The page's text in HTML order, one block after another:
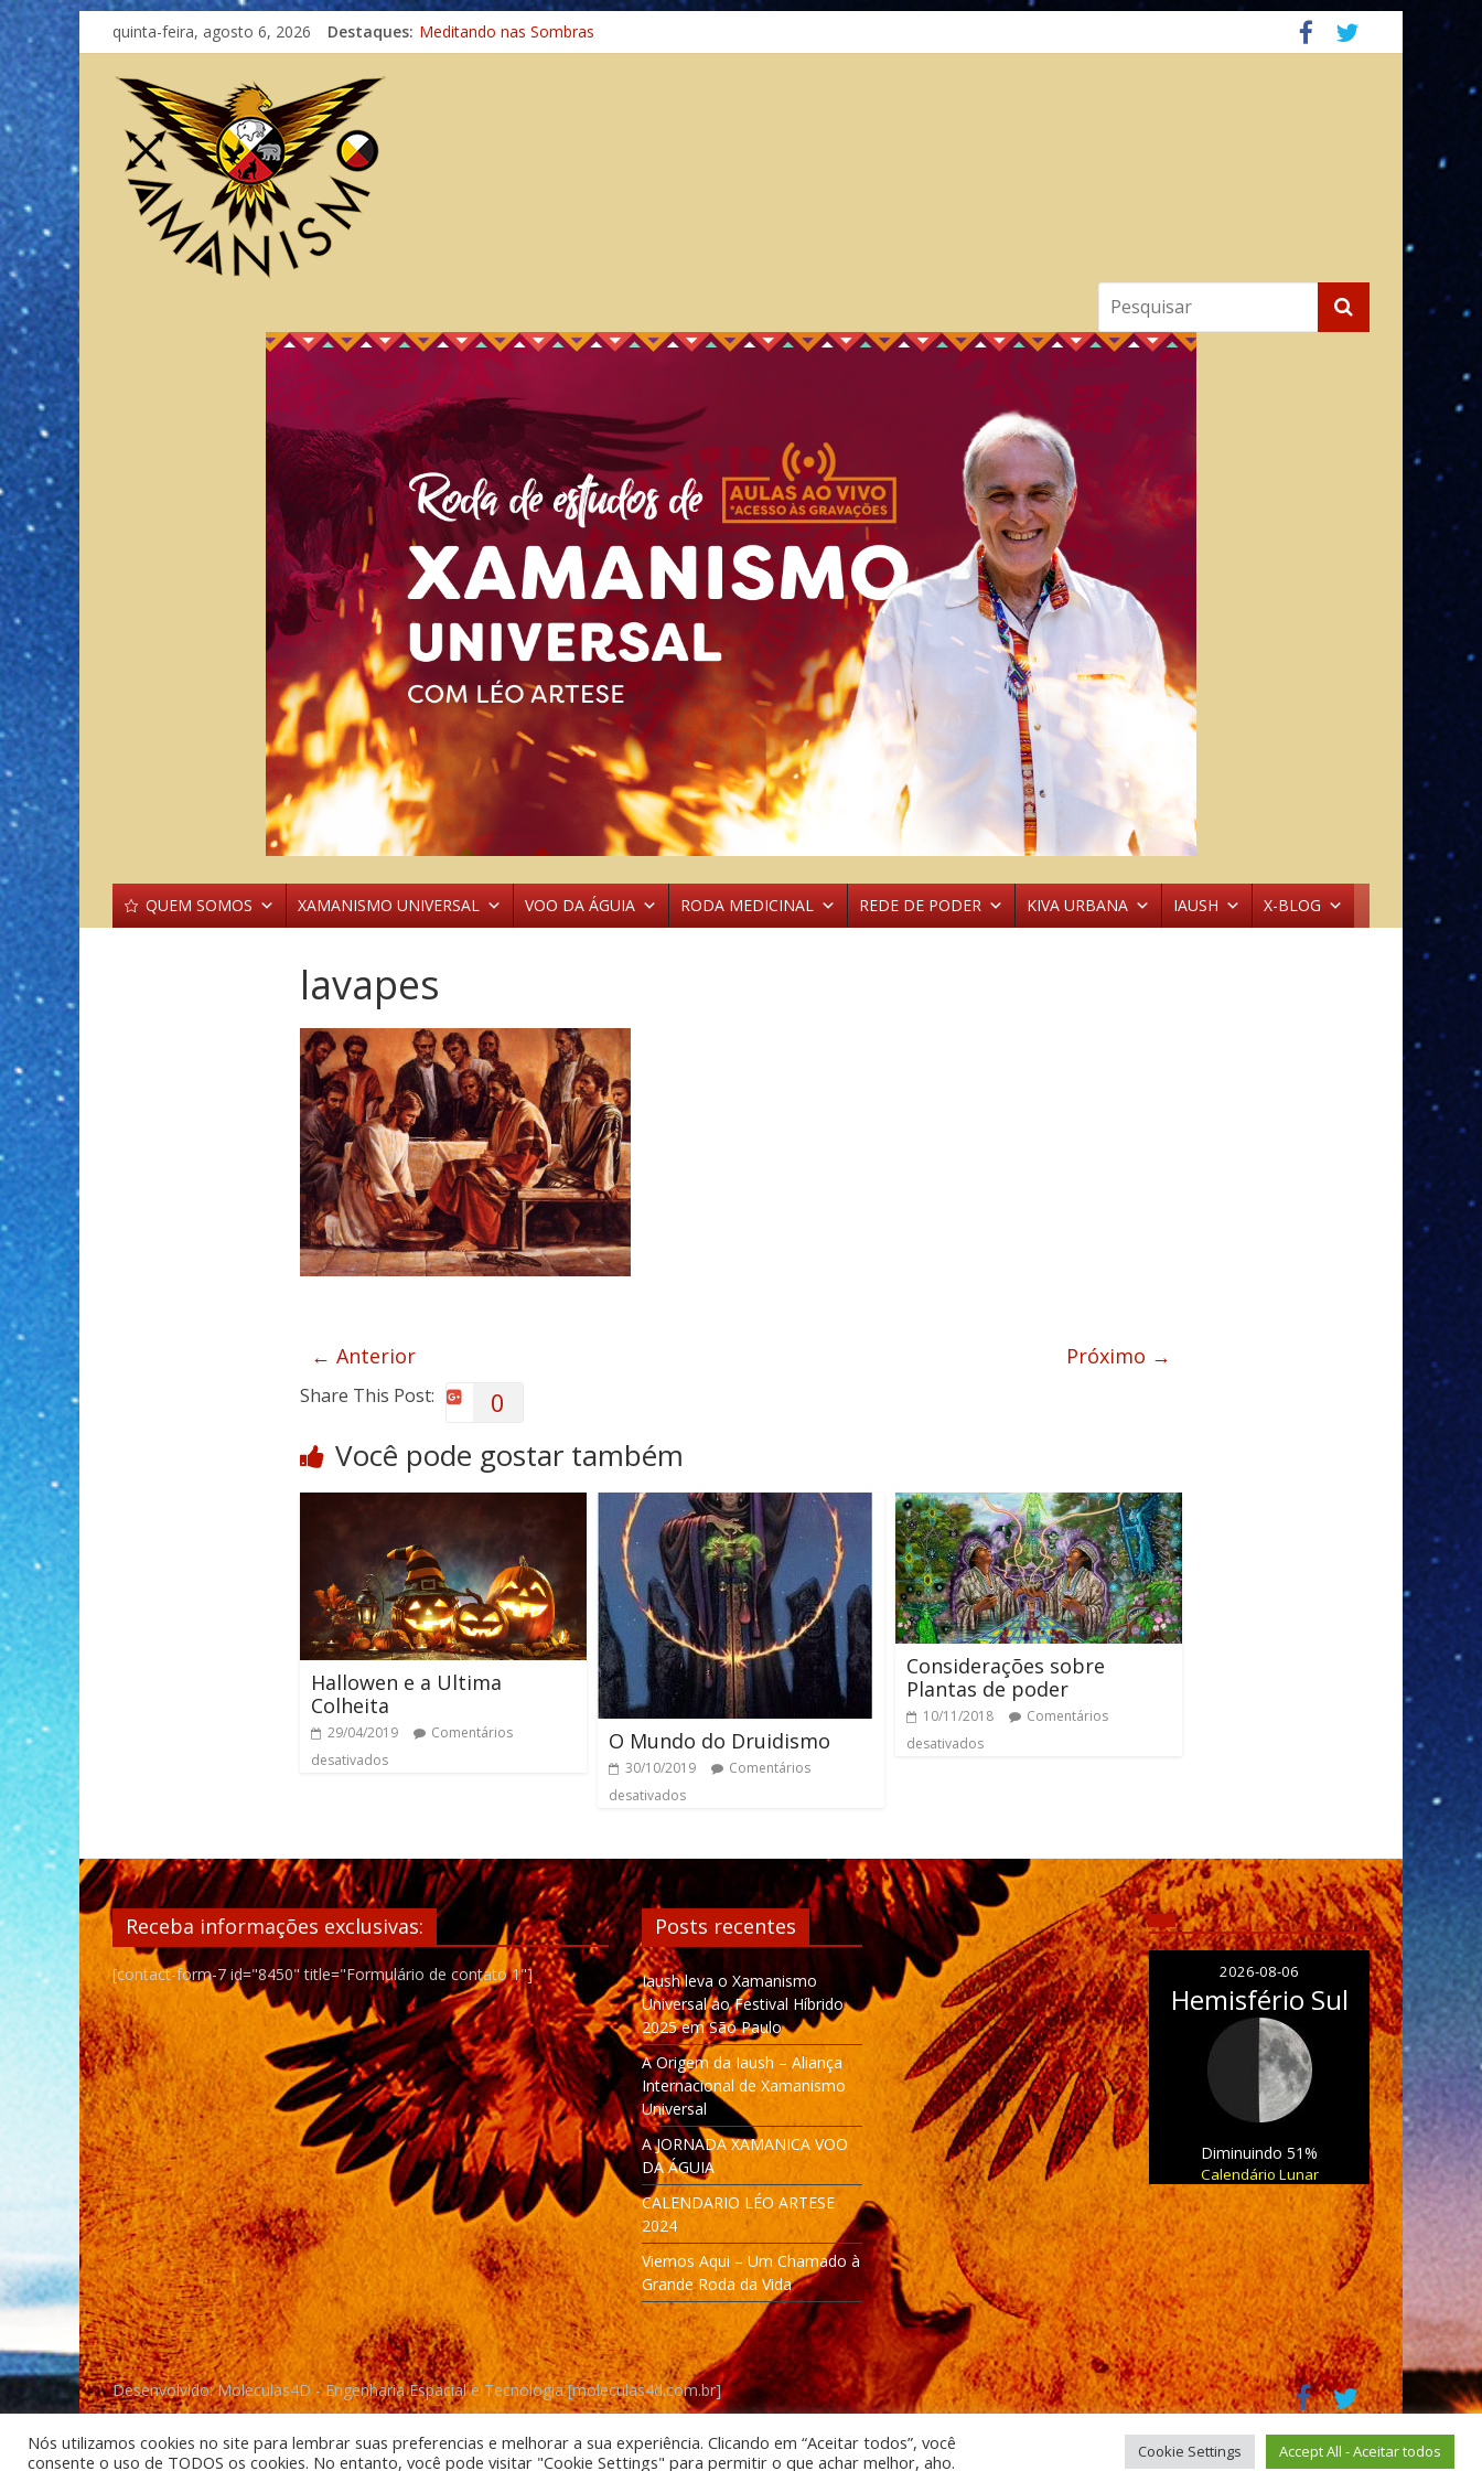
quinta-feira, agosto 6, 2026 Destaques: Meditando nas Sombras
Autosuficiência: A Jornada do Espírito Ancestral
QUEM SOMOS XAMANISMO UNIVERSAL VOO DA ÁGUIA RODA MEDICINAL REDE DE PODER KIVA URBANA IAUSH X-BLOG
lavapes
← Anterior Próximo →
Share This Post: 0
Você pode gostar também
Hallowen e a Ultima
Colheita
29/04/2019
Comentários
desativados
O Mundo do Druidismo
30/10/2019
Comentários
desativados
Considerações sobre
Plantas de poder
10/11/2018
Comentários
desativados
Receba informações exclusivas:
[contact-form-7 id="8450" title="Formulário de contato 1"]
Posts recentes
Iaush leva o Xamanismo
Universal ao Festival Híbrido
2025 em São Paulo
A Origem da Iaush – Aliança
Internacional de Xamanismo
Universal
A JORNADA XAMANICA VOO
DA ÁGUIA
CALENDARIO LÉO ARTESE
2024
Viemos Aqui – Um Chamado à
Grande Roda da Vida
2026-08-06
Hemisfério Sul
Diminuindo 51%
Calendário Lunar
Desenvolvido: Moleculas4D - Engenharia Espacial e Tecnologia [moleculas4d.com.br]
Nós utilizamos cookies no site para lembrar suas preferencias e melhorar a sua experiência. Clicando em “Aceitar todos”, você
consente o uso de TODOS os cookies. No entanto, você pode visitar "Cookie Settings" para permitir o que achar melhor, aho.
Cookie Settings Accept All - Aceitar todos